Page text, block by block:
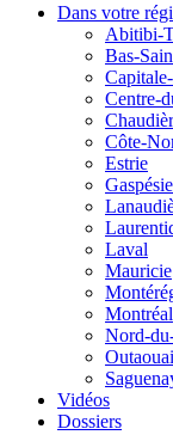
Dans votre
Abitibi-
Bas-
Centre-
Côte-
Estrie
Laval
Mauricie
Montréal
Nord-
Vidéos
Dossiers